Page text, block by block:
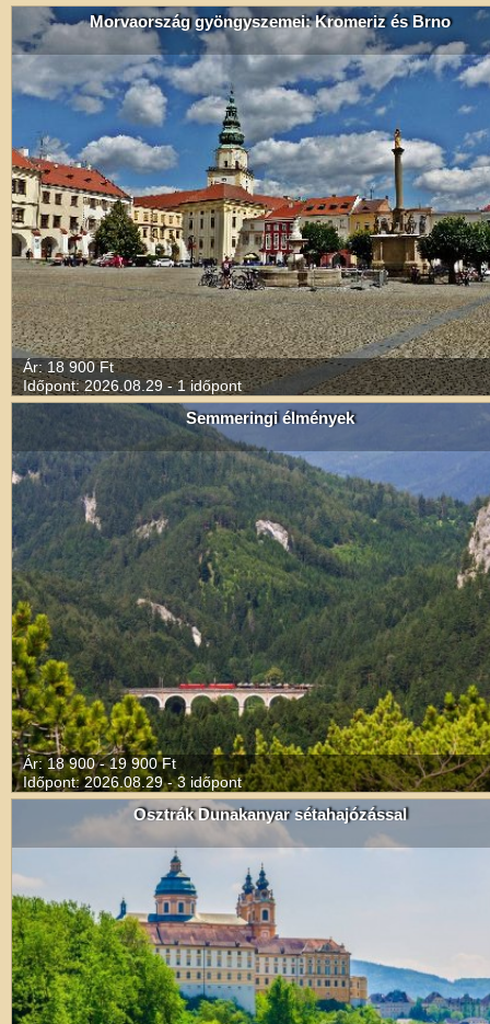
Morvaország gyöngyszemei: Kromeriz és Brno
Ár: 18 900 Ft
Időpont: 2026.08.29 - 1 időpont
Semmeringi élmények
Ár: 18 900 - 19 900 Ft
Időpont: 2026.08.29 - 3 időpont
Osztrák Dunakanyar sétahajózással